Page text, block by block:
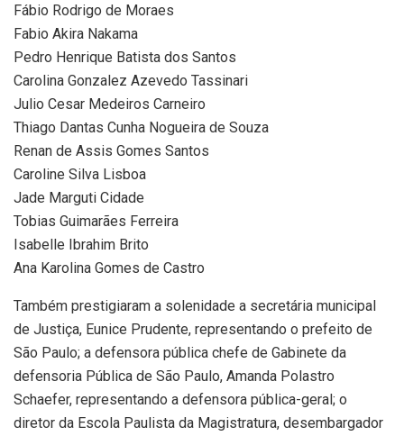
Fábio Rodrigo de Moraes
Fabio Akira Nakama
Pedro Henrique Batista dos Santos
Carolina Gonzalez Azevedo Tassinari
Julio Cesar Medeiros Carneiro
Thiago Dantas Cunha Nogueira de Souza
Renan de Assis Gomes Santos
Caroline Silva Lisboa
Jade Marguti Cidade
Tobias Guimarães Ferreira
Isabelle Ibrahim Brito
Ana Karolina Gomes de Castro
Também prestigiaram a solenidade a secretária municipal
de Justiça, Eunice Prudente, representando o prefeito de
São Paulo; a defensora pública chefe de Gabinete da
defensoria Pública de São Paulo, Amanda Polastro
Schaefer, representando a defensora pública-geral; o
diretor da Escola Paulista da Magistratura, desembargador